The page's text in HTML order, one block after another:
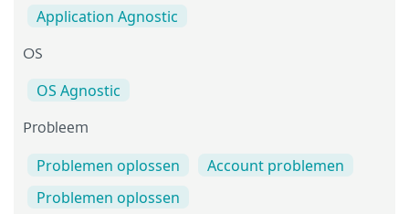
Application Agnostic
OS
OS Agnostic
Probleem
Problemen oplossen
Account problemen
Problemen oplossen